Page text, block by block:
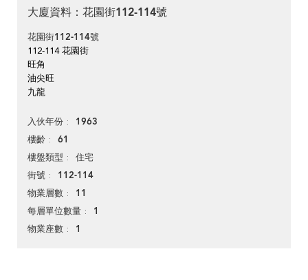
大廈資料：花園街112-114號
花園街112-114號
112-114 花園街
旺角
油尖旺
九龍
入伙年份 1963
樓齡 61
樓盤類型 住宅
街號 112-114
物業層數 11
每層單位數量 1
物業座數 1